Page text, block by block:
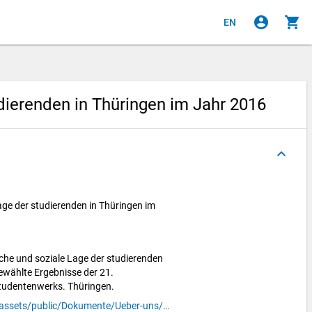
EN account_circle shopping_cart
in Thüringen im Jahr 2016
keyboard_arrow_up
der studierenden in Thüringen im
und soziale Lage der studierenden
Ergebnisse der 21.
Thüringen.
https://www.stw-thueringen.de/assets/public/Dokumente/Ueber-uns/21.Sozialerhebung.pdf